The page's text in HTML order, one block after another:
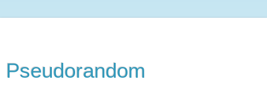
Pseudorandom